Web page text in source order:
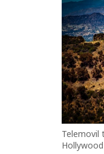
Telemovil